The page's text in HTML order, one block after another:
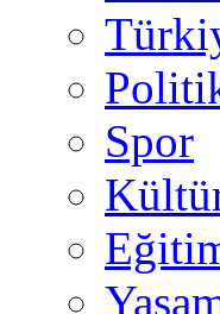
Spor